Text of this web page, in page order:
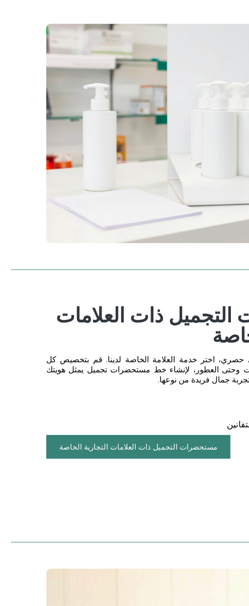
ذات العلامات
اختر خدمة العلامة الخاصة لدينا. قم بتخصيص كل
وحتى العطور، لإنشاء خط مستحضرات تجميل يمثل هويتك
جمال فريدة من نوعها.
مستحضرات التجميل ذات العلامات التجارية الخاصة